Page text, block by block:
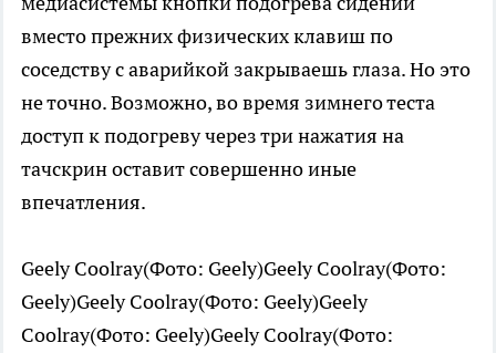
вместо прежних физических клавиш по
соседству с аварийкой закрываешь глаза. Но это
не точно. Возможно, во время зимнего теста
доступ к подогреву через три нажатия на
тачскрин оставит совершенно иные
впечатления.
Geely Coolray(Фото: Geely)Geely Coolray(Фото:
Geely)Geely Coolray(Фото: Geely)Geely
Coolray(Фото: Geely)Geely Coolray(Фото: